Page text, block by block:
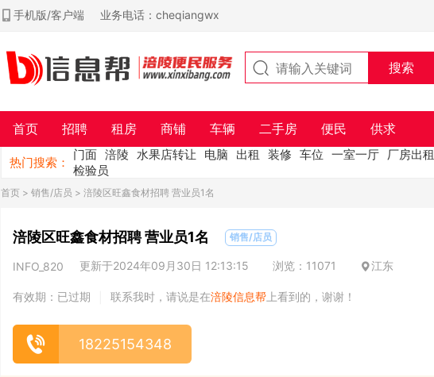
手机版/客户端 业务电话：cheqiangwx
首页 招聘 租房 商铺 车辆 二手房 便民 供求
热门搜索：
门面 涪陵 水果店转让 电脑 出租 装修 车位 一室一厅 厂房出租
检验员
首页 > 销售/店员 > 涪陵区旺鑫食材招聘 营业员1名
涪陵区旺鑫食材招聘 营业员1名 销售/店员
INFO_820 更新于2024年09月30日 12:13:15 浏览：11071 江东
有效期：已过期 联系我时，请说是在涪陵信息帮 上看到的，谢谢！
18225154348